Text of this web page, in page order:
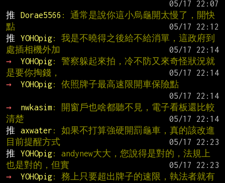
推
Dorae5566 : 通常是說你這小烏龜開太慢了，開快
點
推
YOHOpig: 我是不曉得之後給不給消單，這政府到
處插相機外加
→
YOHOpig: 警察躲起來拍，冷不防又來奇怪狀況就
是要你掏錢，
→
YOHOpig: 依照牌子最高速限開車保險點
→
nwkasim: 開窗戶也啥都聽不見，電子看板還比較
清楚
推
axwater : 如果不打算強硬開罰龜車，真的該改進
目前提醒方式
推
YOHOpig: andynew大大，您說得是對的，法規上
也是對的，但實
→
YOHOpig: 務上只要超出牌子的速限，執法者就有